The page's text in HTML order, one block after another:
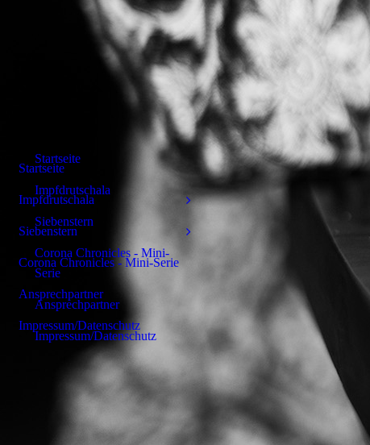
Startseite
Impfdrutschala
Siebenstern
Corona Chronicles - Mini-
Serie
Ansprechpartner
Impressum/Datenschutz
Startseite
Impfdrutschala
Siebenstern
Corona Chronicles - Mini-Serie
Ansprechpartner
Impressum/Datenschutz